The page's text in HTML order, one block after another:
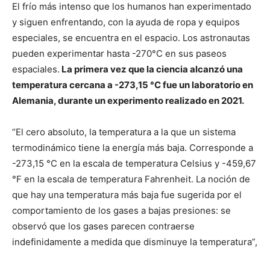
El frío más intenso que los humanos han experimentado
y siguen enfrentando, con la ayuda de ropa y equipos
especiales, se encuentra en el espacio. Los astronautas
pueden experimentar hasta -270°C en sus paseos
espaciales. La primera vez que la ciencia alcanzó una
temperatura cercana a -273,15 °C fue un laboratorio en
Alemania, durante un experimento realizado en 2021.
“El cero absoluto, la temperatura a la que un sistema
termodinámico tiene la energía más baja. Corresponde a
-273,15 °C en la escala de temperatura Celsius y -459,67
°F en la escala de temperatura Fahrenheit. La noción de
que hay una temperatura más baja fue sugerida por el
comportamiento de los gases a bajas presiones: se
observó que los gases parecen contraerse
indefinidamente a medida que disminuye la temperatura”,